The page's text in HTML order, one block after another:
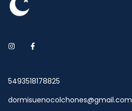
5493518178825
dormisuenocolchones@gmail.com